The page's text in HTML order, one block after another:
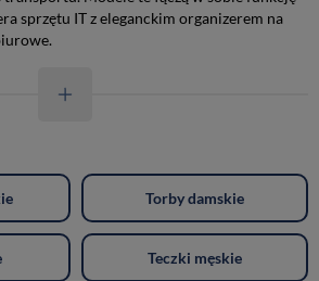
sprzętu IT z eleganckim organizerem na
Torby damskie
Teczki męskie